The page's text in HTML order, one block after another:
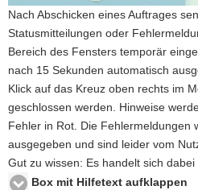
Nach Abschicken eines Auftrages
Statusmitteilungen oder
Bereich des Fensters temporär
nach 15 Sekunden automatisch
Klick auf das Kreuz oben rechts im
geschlossen werden. Hinweise
Fehler in Rot. Die Fehlermeldungen
ausgegeben und sind leider vom
Gut zu wissen: Es handelt sich
Box mit Hilfetext aufklappen